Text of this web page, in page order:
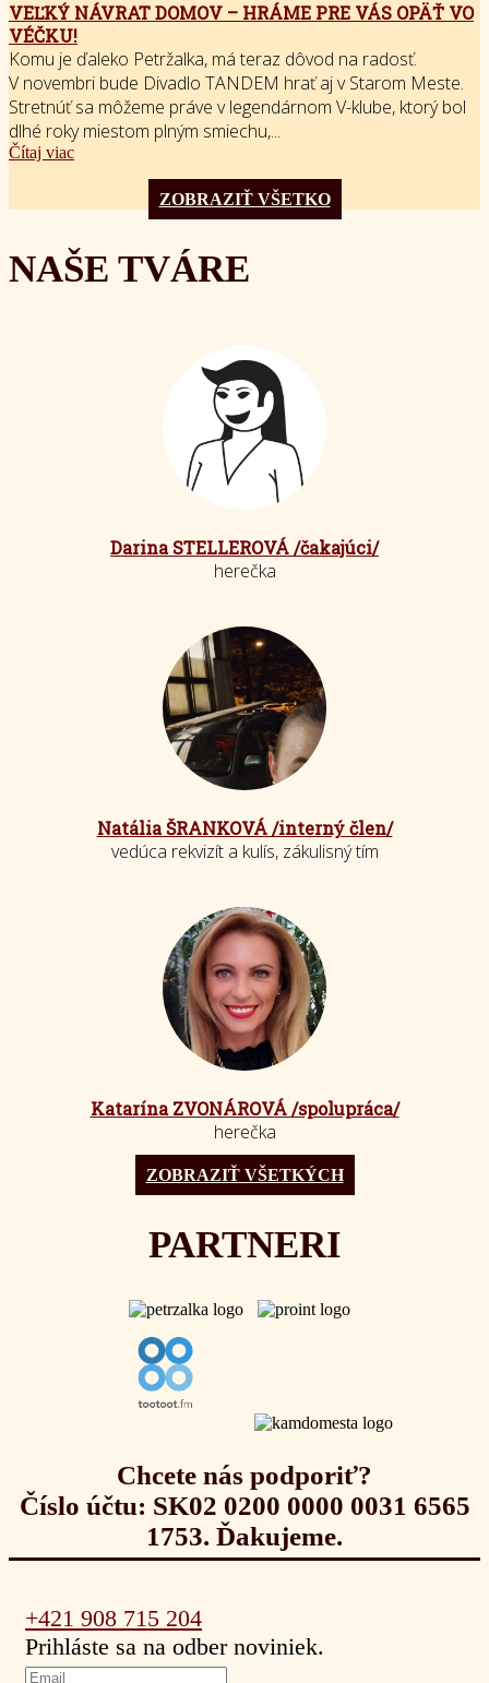
VEĽKÝ NÁVRAT DOMOV – HRÁME PRE VÁS OPÄŤ VO
VÉČKU!
Komu je ďaleko Petržalka, má teraz dôvod na radosť.
V novembri bude Divadlo TANDEM hrať aj v Starom Meste.
Stretnúť sa môžeme práve v legendárnom V-klube, ktorý bol
dlhé roky miestom plným smiechu,...
Čítaj viac
ZOBRAZIŤ VŠETKO
NAŠE TVÁRE
Darina STELLEROVÁ /čakajúci/
herečka
Natália ŠRANKOVÁ /interný člen/
vedúca rekvizít a kulís, zákulisný tím
Katarína ZVONÁROVÁ /spolupráca/
herečka
ZOBRAZIŤ VŠETKÝCH
PARTNERI
Chcete nás podporiť?
Číslo účtu: SK02 0200 0000 0031 6565
1753. Ďakujeme.
+421 908 715 204
Prihláste sa na odber noviniek.